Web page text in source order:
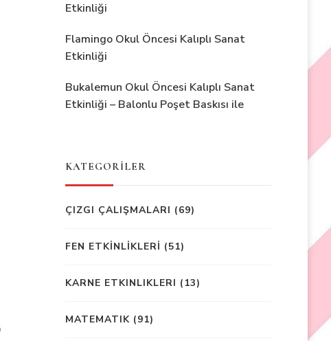
Etkinliği
Flamingo Okul Öncesi Kalıplı Sanat
Etkinliği
Bukalemun Okul Öncesi Kalıplı Sanat
Etkinliği – Balonlu Poşet Baskısı ile
KATEGORİLER
ÇIZGI ÇALIŞMALARI (69)
FEN ETKİNLİKLERİ (51)
KARNE ETKINLIKLERI (13)
MATEMATIK(91)